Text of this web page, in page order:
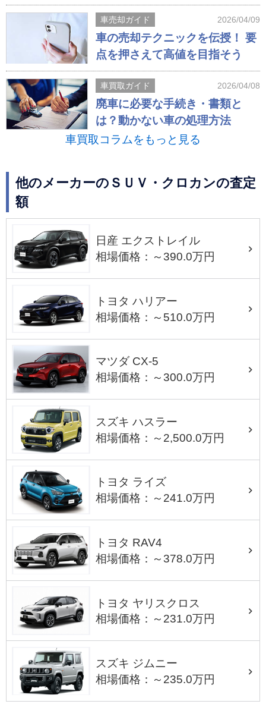
車売却ガイド 2026/04/09
車の売却テクニックを伝授！ 要
点を押さえて高値を目指そう
車買取ガイド 2026/04/08
廃車に必要な手続き・書類と
は？動かない車の処理方法
車買取コラムをもっと見る
他のメーカーのＳＵＶ・クロカンの査定
額
日産 エクストレイル
相場価格：～390.0万円
トヨタ ハリアー
相場価格：～510.0万円
マツダ CX-5
相場価格：～300.0万円
スズキ ハスラー
相場価格：～2,500.0万円
トヨタ ライズ
相場価格：～241.0万円
トヨタ RAV4
相場価格：～378.0万円
トヨタ ヤリスクロス
相場価格：～231.0万円
スズキ ジムニー
相場価格：～235.0万円